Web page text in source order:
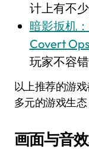
计上有不
暗影扳机
Covert
玩家不容
以上推荐的游
多元的游戏生态
画面与音